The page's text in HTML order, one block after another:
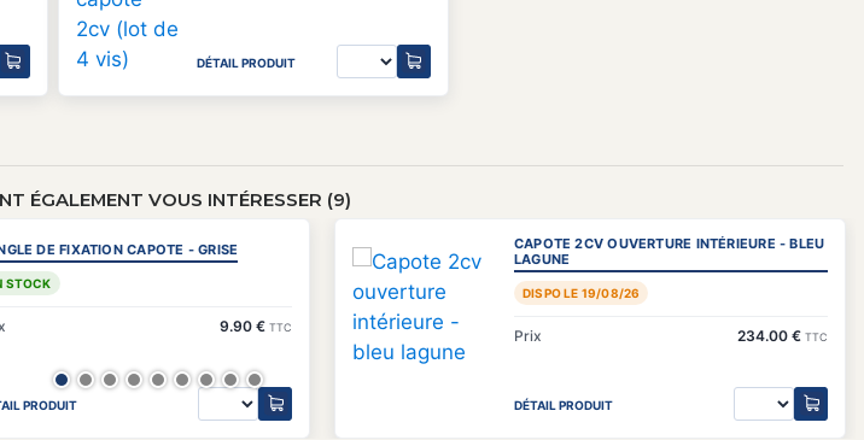
DÉTAIL PRODUIT
ÉGALEMENT VOUS INTÉRESSER (9)
DE FIXATION CAPOTE - GRISE
STOCK
9.90 € TTC
PRODUIT
CAPOTE 2CV OUVERTURE INTÉRIEURE - BLEU
LAGUNE
DISPO LE 19/08/26
Prix 234.00 € TTC
DÉTAIL PRODUIT